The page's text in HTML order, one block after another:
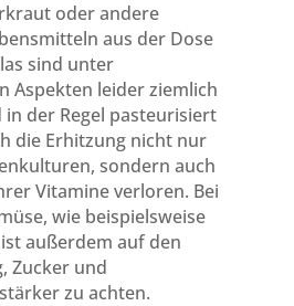
oder andere
aus der Dose
sind unter
Aspekten leider ziemlich
in der Regel pasteurisiert
die Erhitzung nicht nur
sondern auch
Vitamine verloren. Bei
wie beispielsweise
außerdem auf den
Zucker und
zu achten.